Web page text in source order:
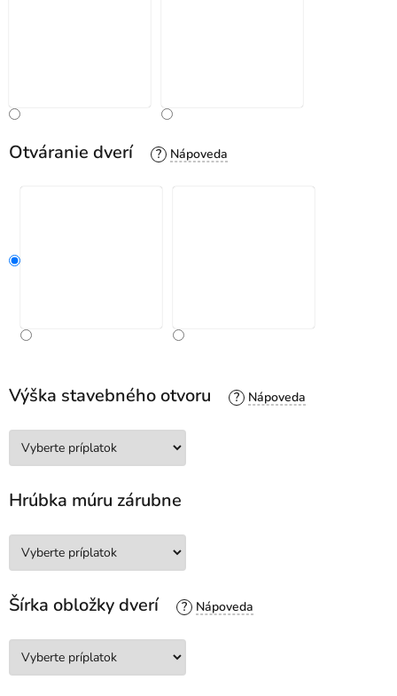
Otváranie dverí ?
Výška stavebného otvoru ?
Hrúbka múru zárubne
Šírka obložky dverí ?